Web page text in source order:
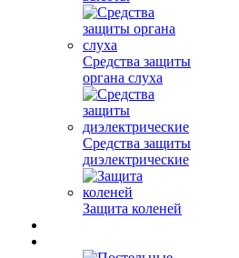
Средства защиты
органа слуха
Средства защиты
диэлектрические
Защита коленей